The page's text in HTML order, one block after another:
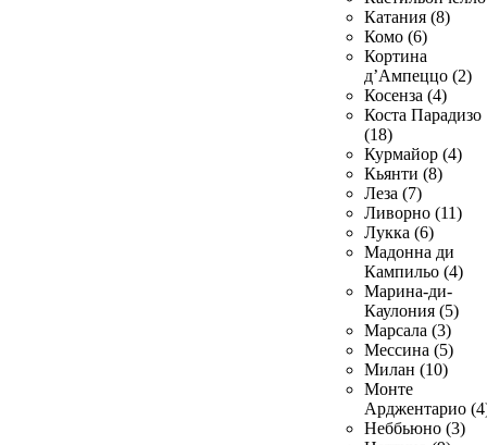
Катания (8)
Комо (6)
Кортина
д’Ампеццо (2)
Косенза (4)
Коста Парадизо
(18)
Курмайор (4)
Кьянти (8)
Леза (7)
Ливорно (11)
Лукка (6)
Мадонна ди
Кампильо (4)
Марина-ди-
Каулония (5)
Марсала (3)
Мессина (5)
Милан (10)
Монте
Арджентарио
Неббьюно (3)